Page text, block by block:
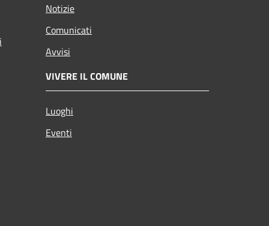
Notizie
Comunicati
Avvisi
VIVERE IL COMUNE
Luoghi
Eventi